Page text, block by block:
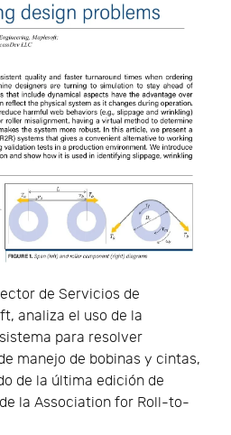
de Servicios de
analiza el uso de la
para resolver
manejo de bobinas y cintas,
de la última edición de
la Association for Roll-to-